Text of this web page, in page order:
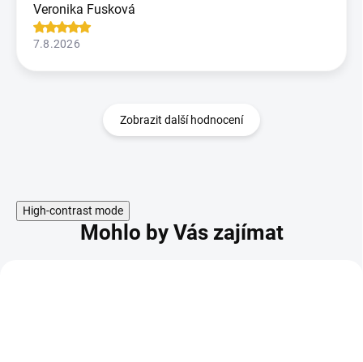
Veronika Fusková
7.8.2026
Zobrazit další hodnocení
High-contrast mode
Mohlo by Vás zajímat